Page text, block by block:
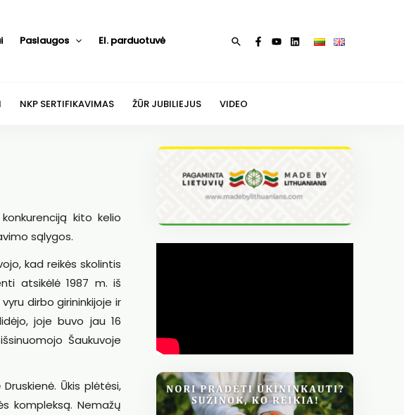
Paslaugos El. parduotuvė Paieška
NKP SERTIFIKAVIMAS ŽŪR JUBILIEJUS VIDEO
kito kelio
sąlygos.
kad reikės skolintis
atsikėlė 1987 m. iš
dirbo girininkijoje ir
joje buvo jau 16
Šaukuvoje
Ūkis plėtėsi,
kompleksą. Nemažų